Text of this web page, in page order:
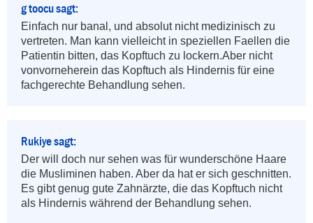
g toocu sagt:
Einfach nur banal, und absolut nicht medizinisch zu
vertreten. Man kann vielleicht in speziellen Faellen die
Patientin bitten, das Kopftuch zu lockern.Aber nicht
vonvorneherein das Kopftuch als Hindernis für eine
fachgerechte Behandlung sehen.
Rukiye sagt:
Der will doch nur sehen was für wunderschöne Haare
die Musliminen haben. Aber da hat er sich geschnitten.
Es gibt genug gute Zahnärzte, die das Kopftuch nicht
als Hindernis während der Behandlung sehen.